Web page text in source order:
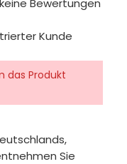
Bewertungen
Kunde
das Produkt
Sie